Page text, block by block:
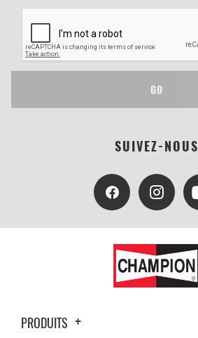
GO
SUIVEZ-NOUS
PRODUITS